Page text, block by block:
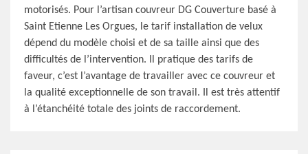
motorisés. Pour l’artisan couvreur DG Couverture basé à
Saint Etienne Les Orgues, le tarif installation de velux
dépend du modèle choisi et de sa taille ainsi que des
difficultés de l’intervention. Il pratique des tarifs de
faveur, c’est l’avantage de travailler avec ce couvreur et
la qualité exceptionnelle de son travail. Il est très attentif
à l’étanchéité totale des joints de raccordement.